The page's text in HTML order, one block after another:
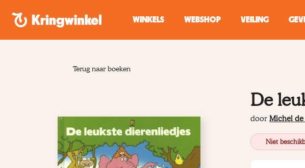
WINKELS
WEBSHOP VEILING
Terug naar boeken
De
doorMichel
Niet